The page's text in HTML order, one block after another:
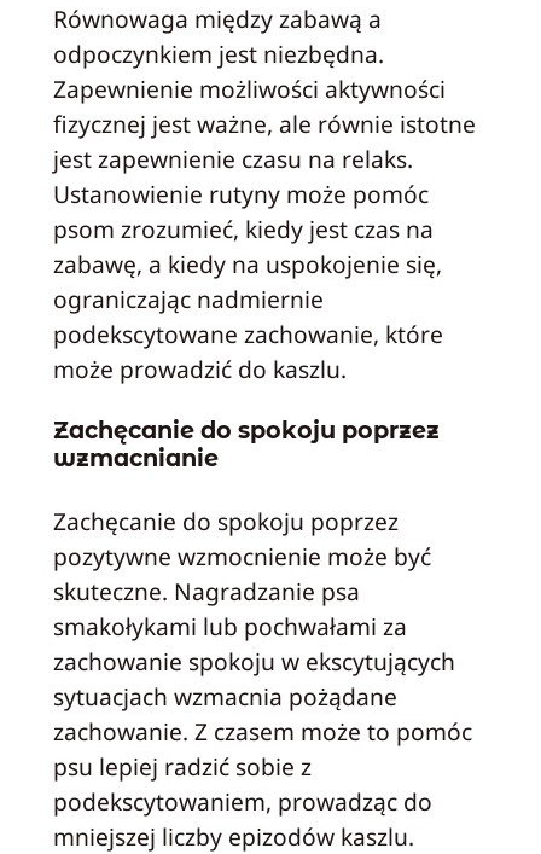
Równowaga między zabawą a
odpoczynkiem jest niezbędna.
Zapewnienie możliwości aktywności
fizycznej jest ważne, ale równie istotne
jest zapewnienie czasu na relaks.
Ustanowienie rutyny może pomóc
psom zrozumieć, kiedy jest czas na
zabawę, a kiedy na uspokojenie się,
ograniczając nadmiernie
podekscytowane zachowanie, które
może prowadzić do kaszlu.
Zachęcanie do spokoju poprzez
wzmacnianie
Zachęcanie do spokoju poprzez
pozytywne wzmocnienie może być
skuteczne. Nagradzanie psa
smakołykami lub pochwałami za
zachowanie spokoju w ekscytujących
sytuacjach wzmacnia pożądane
zachowanie. Z czasem może to pomóc
psu lepiej radzić sobie z
podekscytowaniem, prowadząc do
mniejszej liczby epizodów kaszlu.